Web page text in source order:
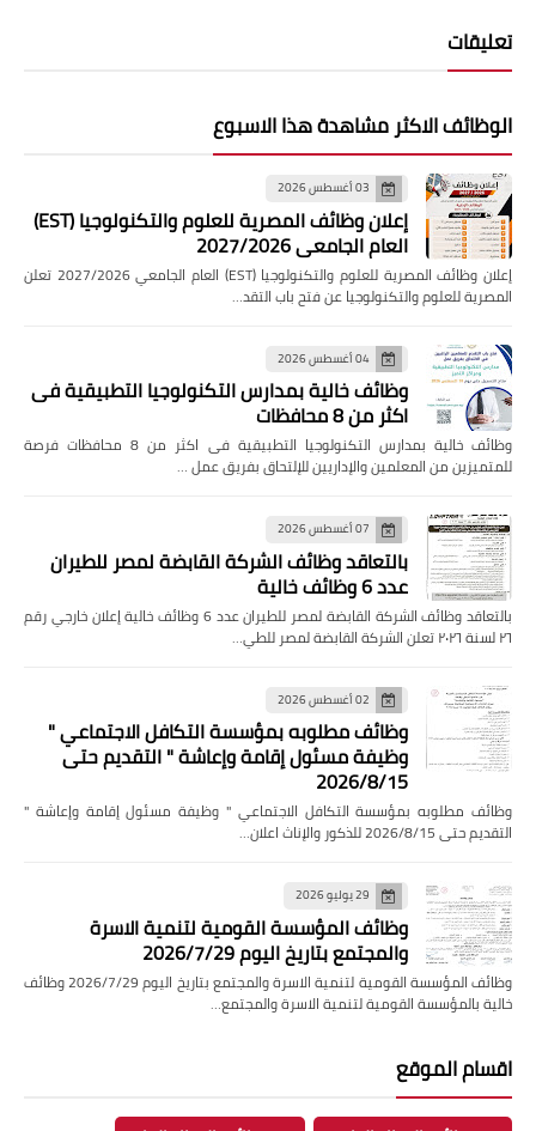
تعليقات
الوظائف الاكثر مشاهدة هذا الاسبوع
03 أغسطس 2026
إعلان وظائف المصرية للعلوم والتكنولوجيا (EST)
العام الجامعي 2027/2026
إعلان وظائف المصرية للعلوم والتكنولوجيا (EST) العام الجامعي 2027/2026 تعلن
المصرية للعلوم والتكنولوجيا عن فتح باب التقد…
04 أغسطس 2026
وظائف خالية بمدارس التكنولوجيا التطبيقية فى
اكثر من 8 محافظات
وظائف خالية بمدارس التكنولوجيا التطبيقية فى اكثر من 8 محافظات فرصة
للمتميزين من المعلمين والإداريين للإلتحاق بفريق عمل …
07 أغسطس 2026
بالتعاقد وظائف الشركة القابضة لمصر للطيران
عدد 6 وظائف خالية
بالتعاقد وظائف الشركة القابضة لمصر للطيران عدد 6 وظائف خالية إعلان خارجي رقم
٢٦ لسنة ٢٠٢٦ تعلن الشركة القابضة لمصر للطي…
02 أغسطس 2026
وظائف مطلوبه بمؤسسة التكافل الاجتماعي "
وظيفة مسئول إقامة وإعاشة " التقديم حتى
2026/8/15
وظائف مطلوبه بمؤسسة التكافل الاجتماعي " وظيفة مسئول إقامة وإعاشة "
التقديم حتى 2026/8/15 للذكور والإناث اعلان…
29 يوليو 2026
وظائف المؤسسة القومية لتنمية الاسرة
والمجتمع بتاريخ اليوم 2026/7/29
وظائف المؤسسة القومية لتنمية الاسرة والمجتمع بتاريخ اليوم 2026/7/29 وظائف
خالية بالمؤسسة القومية لتنمية الاسرة والمجتمع…
اقسام الموقع